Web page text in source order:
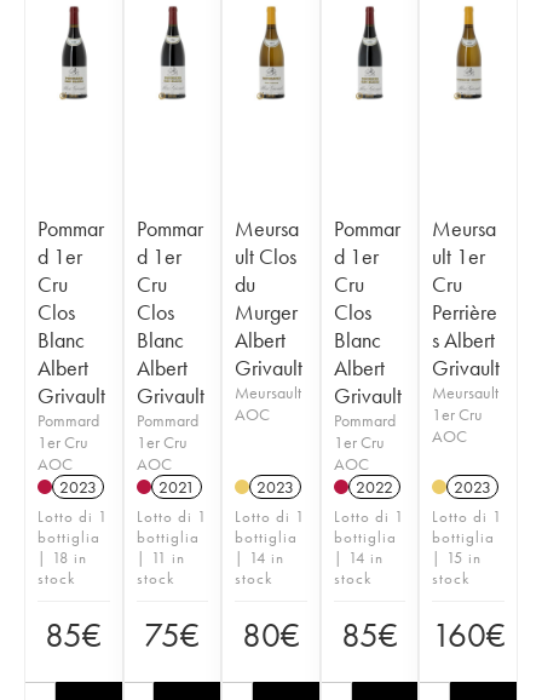
Pommar
d 1er
Cru
Clos
Blanc
Albert
Grivault
Pommard
1er Cru
AOC
2023
Lotto di 1
bottiglia
| 18 in
stock
85€
Pommar
d 1er
Cru
Clos
Blanc
Albert
Grivault
Pommard
1er Cru
AOC
2021
Lotto di 1
bottiglia
| 11 in
stock
75€
Meursa
ult Clos
du
Murger
Albert
Grivault
Meursault
AOC
2023
Lotto di 1
bottiglia
| 14 in
stock
80€
Pommar
d 1er
Cru
Clos
Blanc
Albert
Grivault
Pommard
1er Cru
AOC
2022
Lotto di 1
bottiglia
| 14 in
stock
85€
Meursa
ult 1er
Cru
Perrière
s Albert
Grivault
Meursault
1er Cru
AOC
2023
Lotto di 1
bottiglia
| 15 in
stock
160€